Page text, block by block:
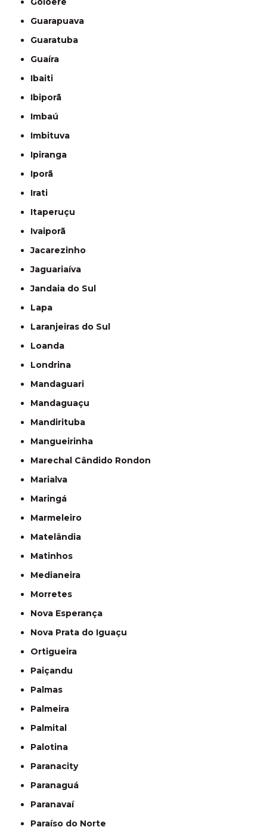
Guarapuava
Guaratuba
Guaíra
Ibaiti
Ibiporã
Imbaú
Imbituva
Ipiranga
Iporã
Irati
Itaperuçu
Ivaiporã
Jacarezinho
Jaguariaíva
Jandaia do Sul
Lapa
Laranjeiras do Sul
Loanda
Londrina
Mandaguari
Mandaguaçu
Mandirituba
Mangueirinha
Marechal Cândido Rondon
Marialva
Maringá
Marmeleiro
Matelândia
Matinhos
Medianeira
Morretes
Nova Esperança
Nova Prata do Iguaçu
Ortigueira
Paiçandu
Palmas
Palmeira
Palmital
Palotina
Paranacity
Paranaguá
Paranavaí
Paraíso do Norte